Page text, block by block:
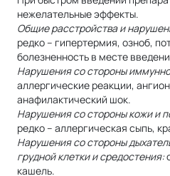
нежелательные эффекты.
Общие расстройства и
редко – гипертермия, озноб,
болезненность в месте
Нарушения со стороны
аллергические реакции,
анафилактический шок.
Нарушения со стороны кожи и
редко – аллергическая сыпь,
Нарушения со стороны
грудной клетки и средостения:
кашель.